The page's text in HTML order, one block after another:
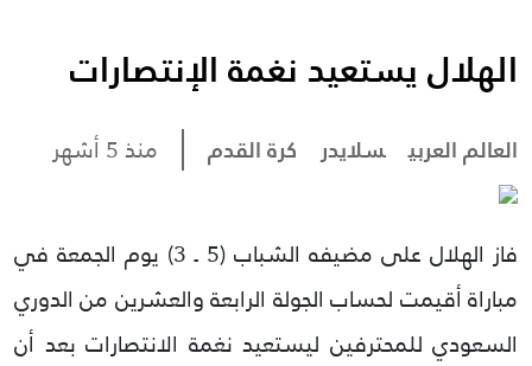
الهلال يستعيد نغمة الإنتصارات
العالم العربي سلايدر كرة القدم منذ 5 أشهر
فاز الهلال على مضيفه الشباب (5 ـ 3) يوم الجمعة في
مباراة أقيمت لحساب الجولة الرابعة والعشرين من الدوري
السعودي للمحترفين ليستعيد نغمة الانتصارات بعد أن